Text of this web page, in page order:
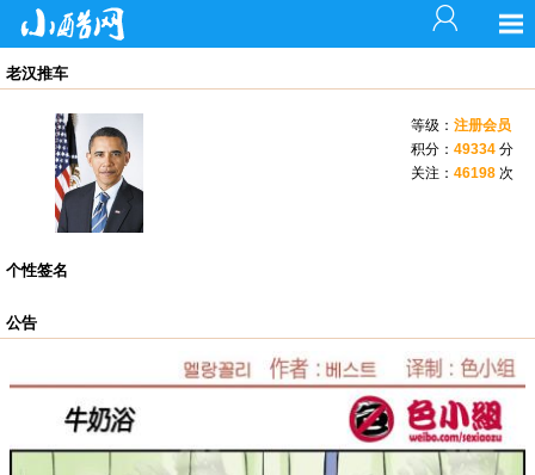
老汉推车
等级： 注册会员
积分： 49334 分
关注： 46198 次
个性签名
公告